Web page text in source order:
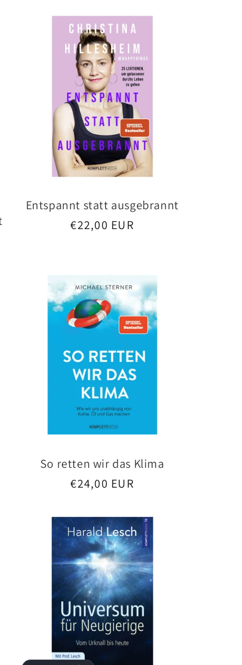
Entspannt statt ausgebrannt
Normaler
€22,00 EUR
So retten wir das Klima
Normaler
€24,00 EUR